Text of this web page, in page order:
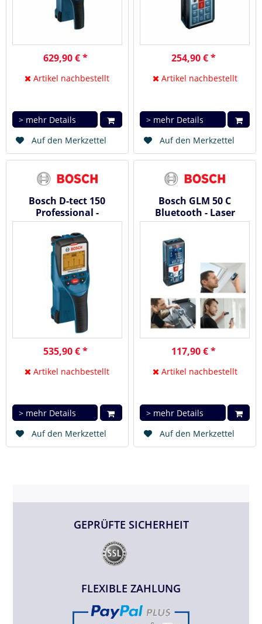
629,90 € *
Artikel nachbestellt
> mehr Details
Auf den Merkzettel
254,90 € *
Artikel nachbestellt
> mehr Details
Auf den Merkzettel
Bosch D-tect 150
Professional -
Ortungsgerät (
Wallscanner )
535,90 € *
Artikel nachbestellt
> mehr Details
Auf den Merkzettel
Bosch GLM 50 C
Bluetooth - Laser
Entfernungsmesser
117,90 € *
Artikel nachbestellt
> mehr Details
Auf den Merkzettel
GEPRÜFTE SICHERHEIT
FLEXIBLE ZAHLUNG